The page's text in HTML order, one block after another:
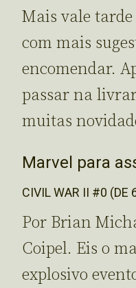
Mais vale
com mais
encomendar.
passar na
muitas
Marvel para
CIVIL WAR II #0 (DE
Por Brian
Coipel. Eis o
explosivo